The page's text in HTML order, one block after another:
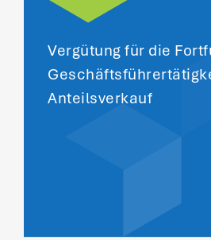
Vergütung für die
Anteilsverkauf